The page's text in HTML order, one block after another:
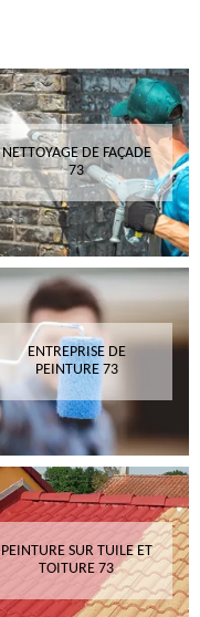
NETTOYAGE DE FAÇADE
73
ENTREPRISE DE
PEINTURE 73
PEINTURE SUR TUILE ET
TOITURE 73